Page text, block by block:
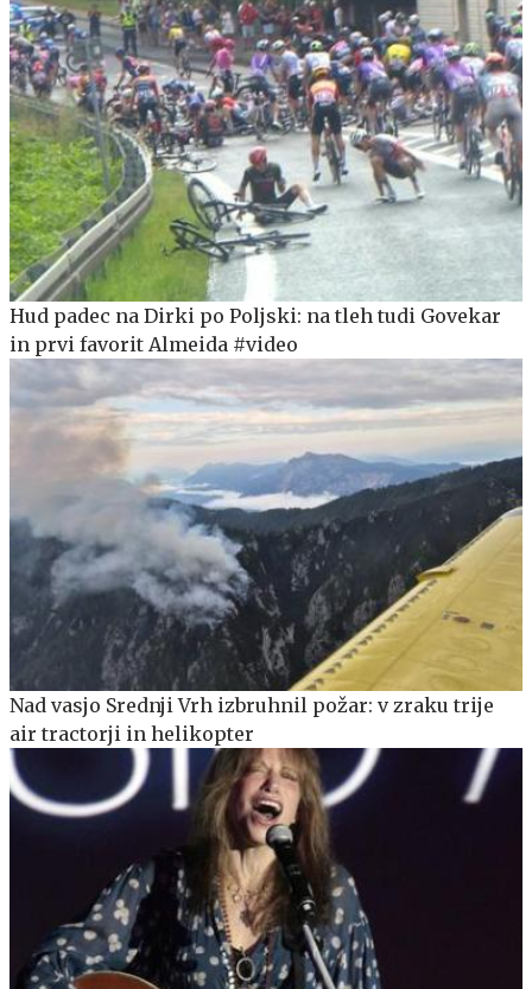
Hud padec na Dirki po Poljski: na tleh tudi Govekar
in prvi favorit Almeida #video
Nad vasjo Srednji Vrh izbruhnil požar: v zraku trije
air tractorji in helikopter